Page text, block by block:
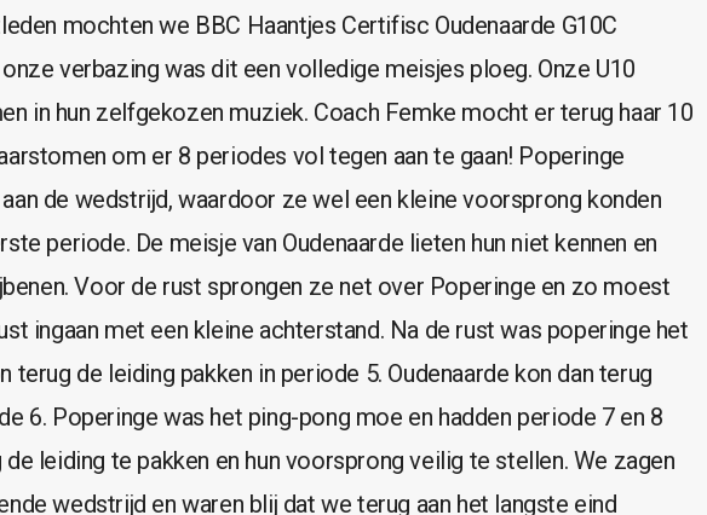
mochten we BBC Haantjes Certifisc Oudenaarde G10C
verbazing was dit een volledige meisjes ploeg. Onze U10
in hun zelfgekozen muziek. Coach Femke mocht er terug haar 10
om er 8 periodes vol tegen aan te gaan! Poperinge
de wedstrijd, waardoor ze wel een kleine voorsprong konden
periode. De meisje van Oudenaarde lieten hun niet kennen en
Voor de rust sprongen ze net over Poperinge en zo moest
ingaan met een kleine achterstand. Na de rust was poperinge het
terug de leiding pakken in periode 5. Oudenaarde kon dan terug
6. Poperinge was het ping-pong moe en hadden periode 7 en 8
leiding te pakken en hun voorsprong veilig te stellen. We zagen
wedstrijd en waren blij dat we terug aan het langste eind